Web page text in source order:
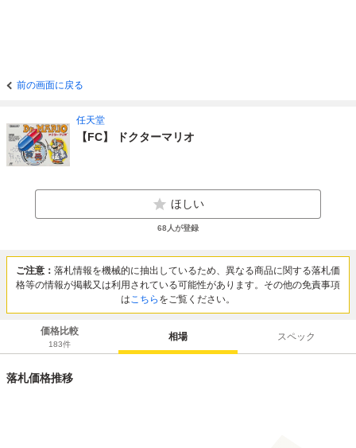
前の画面に戻る
任天堂
【FC】 ドクターマリオ
ほしい
68人が登録
ご注意： 落札情報を機械的に抽出しているため、異なる商品に関する落札価
格等の情報が掲載又は利用されている可能性があります。その他の免責事項
はこちら をご覧ください。
価格比較
183件
相場 スペック
落札価格推移